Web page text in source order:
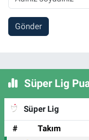
Gönder
Süper Lig
Süper Lig
#
Takım